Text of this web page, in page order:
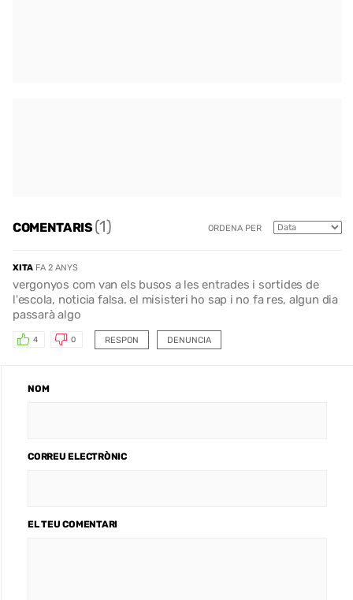
COMENTARIS(1) ORDENA PER
XITA FA 2 ANYS
vergonyos com van els busos a les entrades i sortides de
l'escola, noticia falsa. el misisteri ho sap i no fa res, algun dia
passarà algo
RESPON
4 0 DENUNCIA
NOM
CORREU ELECTRÒNIC
EL TEU COMENTARI